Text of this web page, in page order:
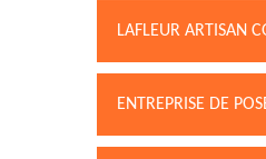
LAFLEUR ARTISAN
ENTREPRISE DE